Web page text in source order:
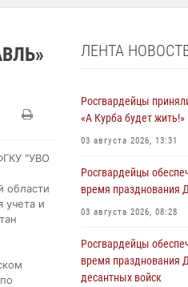
"УВО
области
учета и
ЛЕНТА
Росгвардейцы
«А Курба будет жить!»
03 августа 2026, 13:31
Росгвардейцы
время празднования
03 августа 2026, 08:28
Росгвардейцы
время празднования
десантных войск